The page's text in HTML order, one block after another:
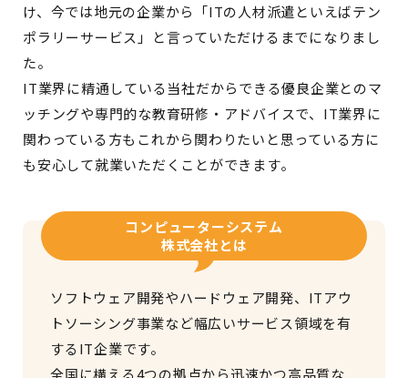
け、今では地元の企業から「ITの人材派遣といえばテン
ポラリーサービス」と言っていただけるまでになりまし
た。
IT業界に精通している当社だからできる優良企業とのマ
ッチングや専門的な教育研修・アドバイスで、IT業界に
関わっている方もこれから関わりたいと思っている方に
も安心して就業いただくことができます。
コンピューターシステム
株式会社とは
ソフトウェア開発やハードウェア開発、ITアウ
トソーシング事業など幅広いサービス領域を有
するIT企業です。
全国に構える4つの拠点から迅速かつ高品質な